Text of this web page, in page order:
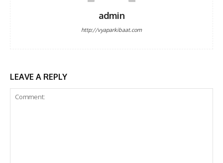
admin
http://vyaparkibaat.com
LEAVE A REPLY